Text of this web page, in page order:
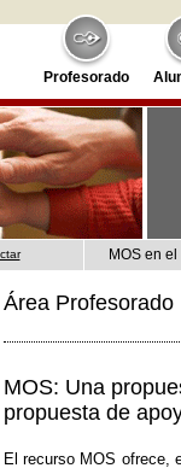
Profesorado
MOS en
Área
MOS: Una
propuesta de
El recurso MOS ofrece,